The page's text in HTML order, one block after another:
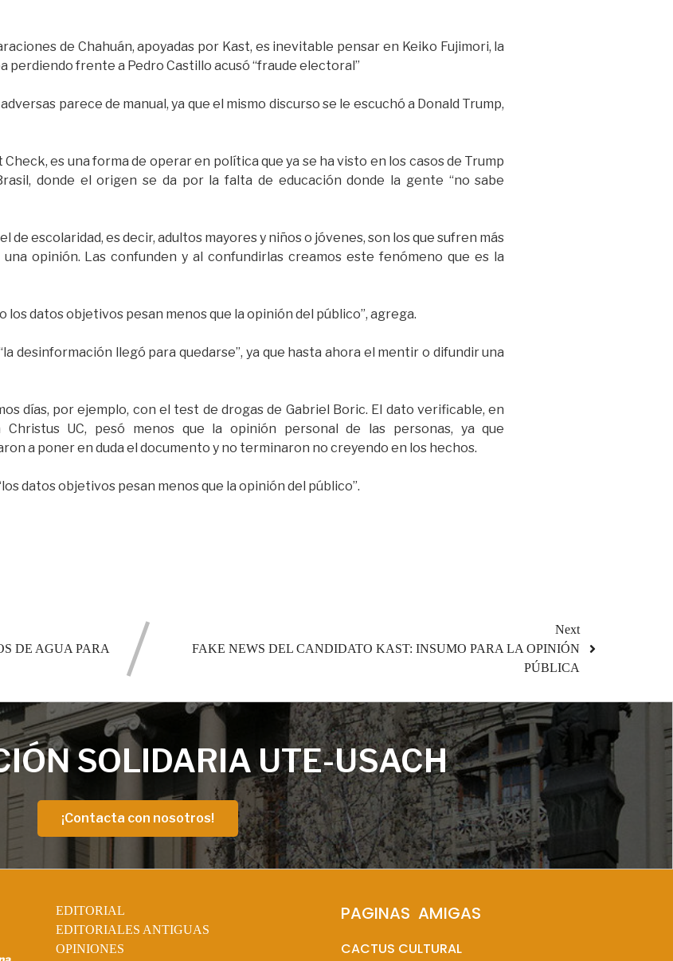
de Chahuán, apoyadas por Kast, es inevitable pensar en Keiko Fujimori, la
perdiendo frente a Pedro Castillo acusó “fraude electoral”
parece de manual, ya que el mismo discurso se le escuchó a Donald Trump,
Check, es una forma de operar en política que ya se ha visto en los casos de Trump
donde el origen se da por la falta de educación donde la gente “no sabe
de escolaridad, es decir, adultos mayores y niños o jóvenes, son los que sufren más
opinión. Las confunden y al confundirlas creamos este fenómeno que es la
los datos objetivos pesan menos que la opinión del público”, agrega.
desinformación llegó para quedarse”, ya que hasta ahora el mentir o difundir una
días, por ejemplo, con el test de drogas de Gabriel Boric. El dato verificable, en
UC, pesó menos que la opinión personal de las personas, ya que
a poner en duda el documento y no terminaron no creyendo en los hechos.
datos objetivos pesan menos que la opinión del público”.
DE AGUA PARA
Next
FAKE NEWS DEL CANDIDATO KAST: INSUMO PARA LA OPINIÓN
PÚBLICA
SOLIDARIA UTE-USACH
¡Contacta con nosotros!
EDITORIAL
EDITORIALES ANTIGUAS
OPINIONES
PAGINAS  AMIGAS
CACTUS CULTURAL